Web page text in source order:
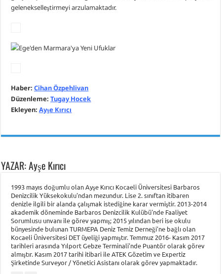
gelenekselleştirmeyi arzulamaktadır.
Haber:Cihan Özpehlivan
Düzenleme:Tugay Hocek
Ekleyen:Ayşe Kırıcı
YAZAR: Ayşe Kırıcı
1993 mayıs doğumlu olan Ayşe Kırıcı Kocaeli Üniversitesi Barbaros
Denizcilik Yüksekokulu'ndan mezundur. Lise 2. sınıftan itibaren
denizle ilgili bir alanda çalışmak istediğine karar vermiştir. 2013-2014
akademik döneminde Barbaros Denizcilik Kulübü'nde Faaliyet
Sorumlusu unvanı ile görev yapmış; 2015 yılından beri ise okulu
bünyesinde bulunan TURMEPA Deniz Temiz Derneği'ne bağlı olan
Kocaeli Üniversitesi DET üyeliği yapmıştır. Temmuz 2016- Kasım 2017
tarihleri arasında Yılport Gebze Terminali'nde Puantör olarak görev
almıştır. Kasım 2017 tarihi itibari ile ATEK Gözetim ve Expertiz
Şirketinde Surveyor / Yönetici Asistanı olarak görev yapmaktadır.